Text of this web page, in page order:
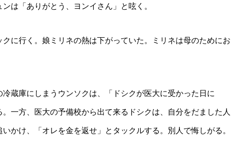
は「ありがとう、ヨンイさん」と呟く。
に行く。娘ミリネの熱は下がっていた。ミリネは母のためにお
蔵庫にしまうウンソクは、「ドシクが医大に受かった日に
一方、医大の予備校から出て来るドシクは、自分をだました人
かけ、「オレを金を返せ」とタックルする。別人で悔しがる。